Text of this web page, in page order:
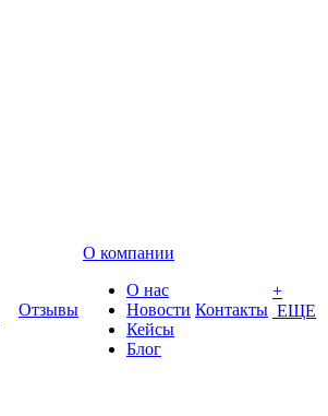
Отзывы
О компании
О нас
Новости
Кейсы
Блог
Контакты
+
ЕЩЕ